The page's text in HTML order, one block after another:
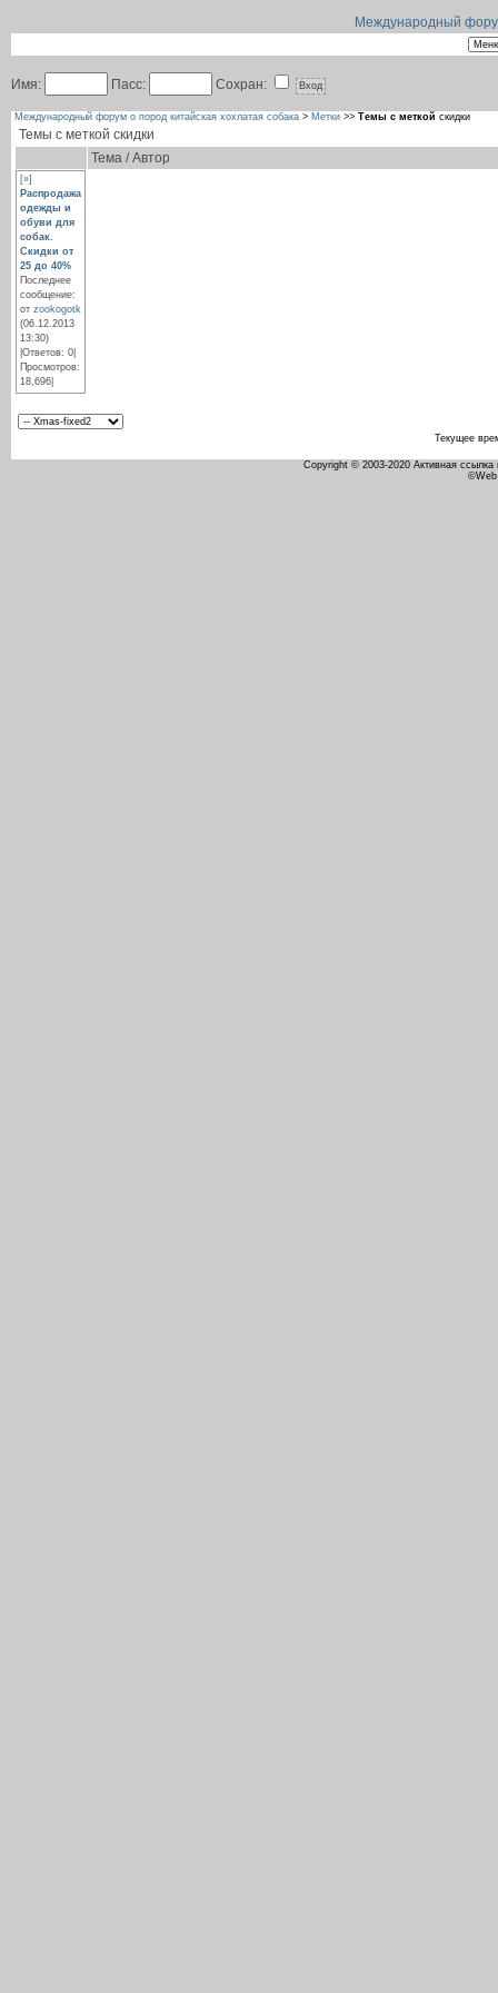
Международный
Имя: Пасс: Сохран:
Международный форум о пород китайская хохлатая собака > Метки >> Темы с меткой скидки
Темы с меткой скидки
Тема / Автор
[»]
Распродажа
одежды и
обуви для
собак.
Скидки от
25 до 40%
Последнее
сообщение:
от zookogotk
(06.12.2013
13:30)
|Ответов: 0|
Просмотров:
18,696|
Текущее
Copyright © 2003-2020 Активная ссылка